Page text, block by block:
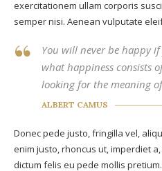
exercitationem ullam corporis
semper nisi. Aenean vulputate
You will never be happy
what happiness consists
looking for the meaning
ALBERT CAMUS
Donec pede justo, fringilla vel,
enim justo, rhoncus ut, imperdiet
dictum felis eu pede mollis